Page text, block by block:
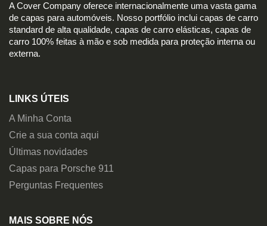
A Cover Company oferece internacionalmente uma vasta gama
de capas para automóveis. Nosso portfólio inclui capas de carro
standard de alta qualidade, capas de carro elásticas, capas de
carro 100% feitas à mão e sob medida para proteção interna ou
externa.
LINKS ÚTEIS
A Minha Conta
Crie a sua conta aqui
Últimas novidades
Capas para Porsche 911
Perguntas Frequentes
MAIS SOBRE NÓS